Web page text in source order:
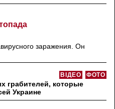
заражения. Он
ФОТО
ВІДЕО
грабителей, которые
Украине